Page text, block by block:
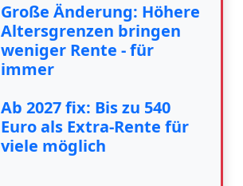
Große Änderung: Höhere
Altersgrenzen bringen
weniger Rente - für
immer
Ab 2027 fix: Bis zu 540
Euro als Extra-Rente für
viele möglich